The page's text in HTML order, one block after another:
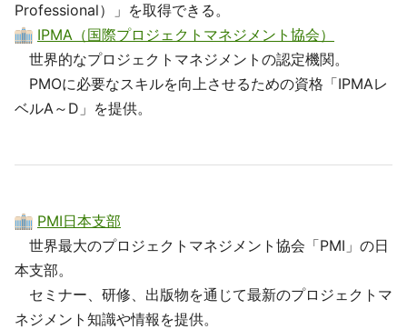
Professional）」を取得できる。
IPMA（国際プロジェクトマネジメント協会）
世界的なプロジェクトマネジメントの認定機関。
PMOに必要なスキルを向上させるための資格「IPMAレ
ベルA～D」を提供。
PMI日本支部
世界最大のプロジェクトマネジメント協会「PMI」の日
本支部。
セミナー、研修、出版物を通じて最新のプロジェクトマ
ネジメント知識や情報を提供。